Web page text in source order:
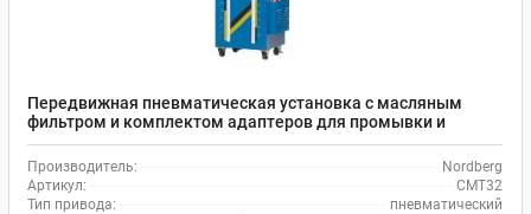
Передвижная пневматическая установка с масляным
фильтром и комплектом адаптеров для промывки и
замены жидкости АКПП Nordberg CMT32
Производитель:
Nordberg
Артикул:
CMT32
Тип привода:
пневматический